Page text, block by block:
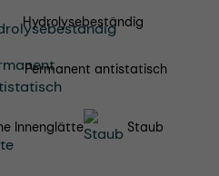
Hydrolysebeständig
Permanent antistatisch
Innenglätte Staub